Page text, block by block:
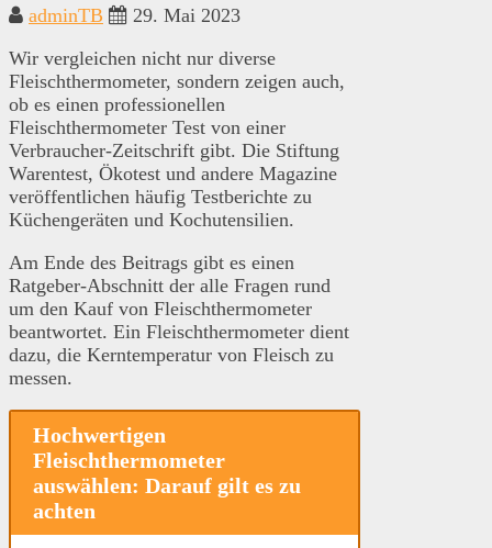
adminTB
29. Mai 2023
Wir vergleichen nicht nur diverse
Fleischthermometer, sondern zeigen auch,
ob es einen professionellen
Fleischthermometer Test von einer
Verbraucher-Zeitschrift gibt. Die Stiftung
Warentest, Ökotest und andere Magazine
veröffentlichen häufig Testberichte zu
Küchengeräten und Kochutensilien.
Am Ende des Beitrags gibt es einen
Ratgeber-Abschnitt der alle Fragen rund
um den Kauf von Fleischthermometer
beantwortet. Ein Fleischthermometer dient
dazu, die Kerntemperatur von Fleisch zu
messen.
Hochwertigen
Fleischthermometer
auswählen: Darauf gilt es zu
achten